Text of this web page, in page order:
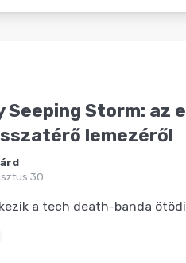
Seeping Storm: az
lemezéről
30.
a tech death-banda